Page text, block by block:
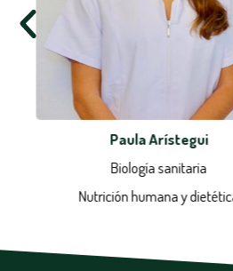
Paula Arístegui
Biología sanitaria
Nutrición humana y